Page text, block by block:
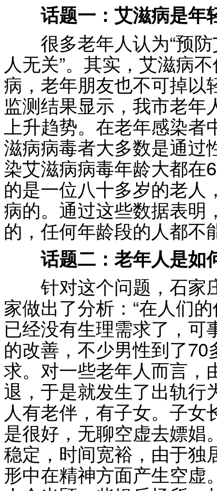
话题一：艾滋病是年
很多老年人认为“预防
人无关”。其实，艾滋病
病，老年朋友也不可掉以
监测结果显示，我市老
上升趋势。在老年感染
滋病病毒者大多数是通过
染艾滋病病毒年龄大都在
的是一位八十多岁的老人
病的。通过这些数据表明
的，任何年龄段的人都不
话题二：老年人是如
针对这个问题，石家
家做出了分析：“在人们
已经没有生理需求了，
的改善，不少男性到了
求。对一些老年人而言，
退，于是就发生了出轨行
人有老伴，有子女。子
是很好，无聊空虚去嫖娼
稳定，时间宽裕，由于独
形中在精神方面产生空虚